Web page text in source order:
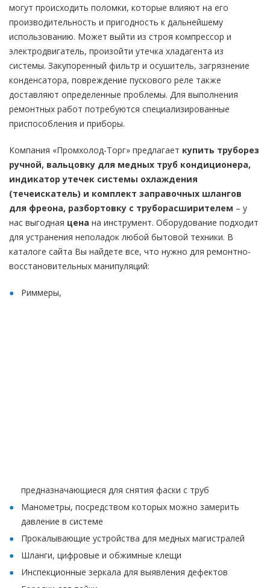
могут происходить поломки, которые влияют на его
производительность и пригодность к дальнейшему
использованию. Может выйти из строя компрессор и
электродвигатель, произойти утечка хладагента из
системы. Закупоренный фильтр и осушитель, загрязнение
конденсатора, повреждение пускового реле также
доставляют определенные проблемы. Для выполнения
ремонтных работ потребуются специализированные
приспособления и приборы.
Компания «Промхолод-Торг» предлагает купить труборез
ручной, вальцовку для медных труб кондиционера,
индикатор утечек системы охлаждения
(течеискатель) и комплект заправочных шлангов
для фреона, разбортовку с труборасширителем – у
нас выгодная цена на инструмент. Оборудование подходит
для устранения неполадок любой бытовой техники. В
каталоге сайта Вы найдете все, что нужно для ремонтно-
восстановительных манипуляций:
Риммеры,
предназначающиеся для снятия фаски с труб
Манометры, посредством которых можно замерить
давление в системе
Прокалывающие устройства для медных магистралей
Шланги, цифровые и обжимные клещи
Инспекционные зеркала для выявления дефектов